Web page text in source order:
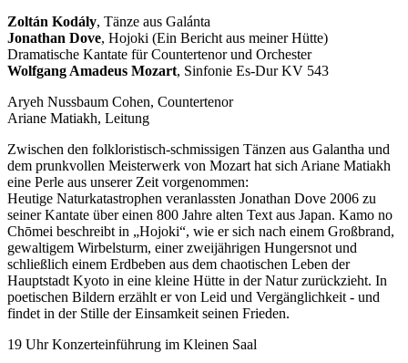
Zoltán Kodály, Tänze aus Galánta
Jonathan Dove, Hojoki (Ein Bericht aus meiner Hütte)
Dramatische Kantate für Countertenor und Orchester
Wolfgang Amadeus Mozart, Sinfonie Es-Dur KV 543
Aryeh Nussbaum Cohen, Countertenor
Ariane Matiakh, Leitung
Zwischen den folkloristisch-schmissigen Tänzen aus Galantha und
dem prunkvollen Meisterwerk von Mozart hat sich Ariane Matiakh
eine Perle aus unserer Zeit vorgenommen:
Heutige Naturkatastrophen veranlassten Jonathan Dove 2006 zu
seiner Kantate über einen 800 Jahre alten Text aus Japan. Kamo no
Chōmei beschreibt in „Hojoki“, wie er sich nach einem Großbrand,
gewaltigem Wirbelsturm, einer zweijährigen Hungersnot und
schließlich einem Erdbeben aus dem chaotischen Leben der
Hauptstadt Kyoto in eine kleine Hütte in der Natur zurückzieht. In
poetischen Bildern erzählt er von Leid und Vergänglichkeit - und
findet in der Stille der Einsamkeit seinen Frieden.
19 Uhr Konzerteinführung im Kleinen Saal